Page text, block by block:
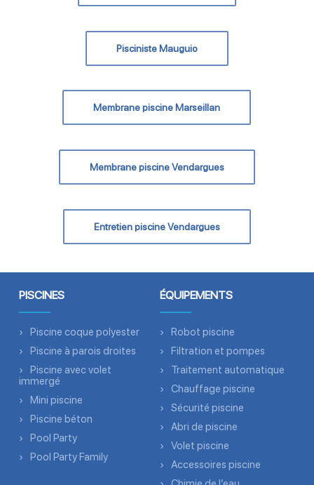
Pisciniste Mauguio
Membrane piscine Marseillan
Membrane piscine Vendargues
Entretien piscine Vendargues
PISCINES
Piscine coque polyester
Piscine à parois droites
Piscine avec volet
immergé
Mini piscine
Piscine béton
Pool Party
Pool Party Family
ÉQUIPEMENTS
Robot piscine
Filtration et pompes
Traitement automatique
Chauffage piscine
Sécurité piscine
Abri de piscine
Volet piscine
Accessoires piscine